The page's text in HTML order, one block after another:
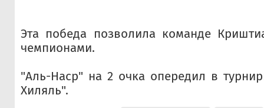
Эта победа позволила команде
чемпионами.
"Аль-Наср" на 2 очка опередил в
Хиляль".